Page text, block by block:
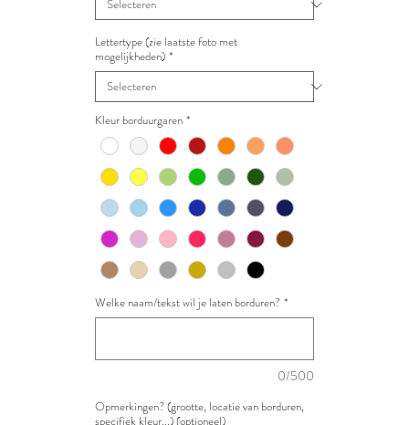
Lettertype (zie laatste foto met
mogelijkheden) *
Kleur borduurgaren *
Welke naam/tekst wil je laten borduren? *
0/500
Opmerkingen? (grootte, locatie van borduren,
specifiek kleur...) (optioneel)